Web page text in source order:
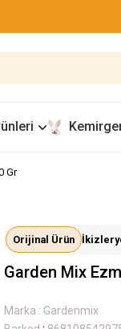
Gr
Orijinal Ürün
Garden Mix
Marka : Gardenmix